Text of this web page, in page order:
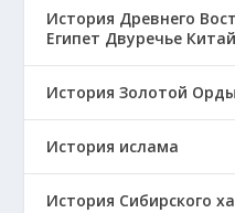
История Древнего
Египет Двуречье
История Золотой Орды
История ислама
История Сибирского